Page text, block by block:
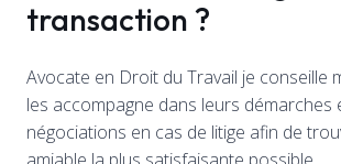
transaction ?
Avocate en Droit du Travail je conseille
les accompagne dans leurs démarches
négociations en cas de litige afin de